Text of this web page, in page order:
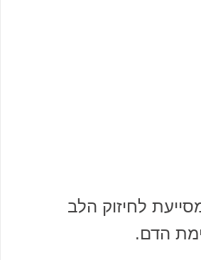
לחיזוק הלב
הדם.